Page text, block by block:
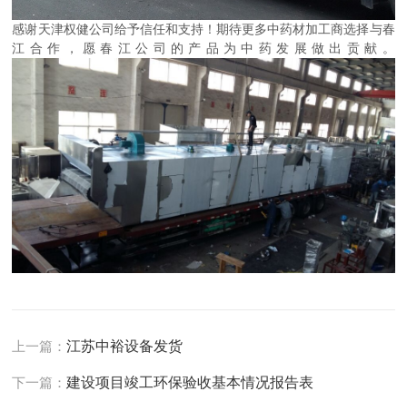
感谢天津权健公司给予信任和支持！期待更多中药材加工商选择与春
江合作，愿春江公司的产品为中药发展做出贡献。
上一篇：江苏中裕设备发货
下一篇：建设项目竣工环保验收基本情况报告表